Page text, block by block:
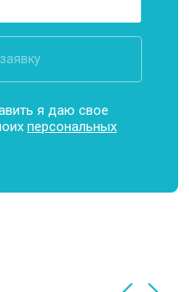
я даю свое
персональных